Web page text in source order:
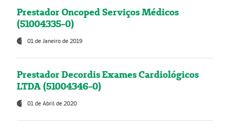
Prestador Oncoped Serviços Médicos
(51004335-0)
01 de Janeiro de 2019
Prestador Decordis Exames Cardiológicos
LTDA (51004346-0)
01 de Abril de 2020